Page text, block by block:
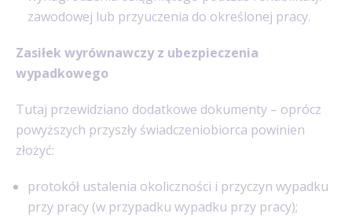
zawodowej lub przyuczenia do określonej pracy.
Zasiłek wyrównawczy z ubezpieczenia
wypadkowego
Tutaj przewidziano dodatkowe dokumenty – oprócz
powyższych przyszły świadczeniobiorca powinien
złożyć:
protokół ustalenia okoliczności i przyczyn wypadku
przy pracy (w przypadku wypadku przy pracy);